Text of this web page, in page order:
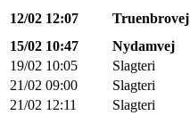
12/02 12:07 Truenbrovej
15/02 10:47 Nydamvej
19/02 10:05 Slagteri
21/02 09:00 Slagteri
21/02 12:11 Slagteri